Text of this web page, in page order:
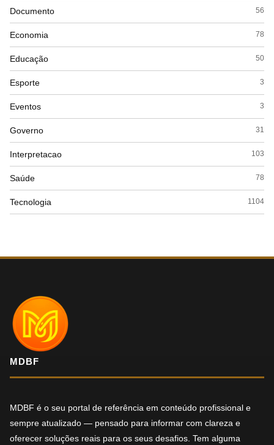
Documento 56
Economia 78
Educação 50
Esporte 3
Eventos 3
Governo 31
Interpretacao 103
Saúde 78
Tecnologia 1104
MDBF
MDBF é o seu portal de referência em conteúdo profissional e
sempre atualizado — pensado para informar com clareza e
oferecer soluções reais para os seus desafios. Tem alguma